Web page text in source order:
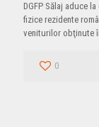
DGFP Sălaj aduce
fizice rezidente
veniturilor obţinute
0